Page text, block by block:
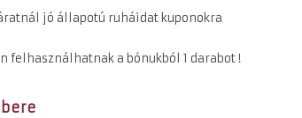
jó állapotú ruháidat kuponokra
felhasználhatnak a bónukból 1 darabot !